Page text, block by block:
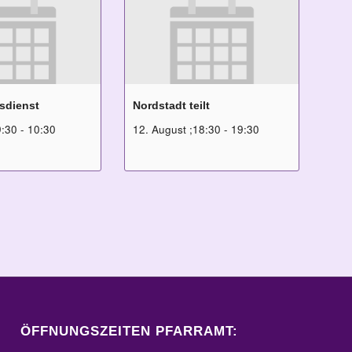
- 10:30
Nordstadt teilt
12. August ;18:30 - 19:30
ÖFFNUNGSZEITEN PFARRAMT: